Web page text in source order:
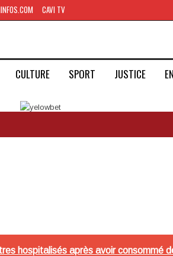
CAVI TV
CULTURE SPORT JUSTICE
hospitalisés après avoir consommé